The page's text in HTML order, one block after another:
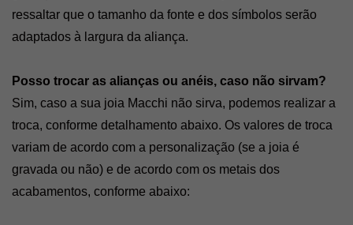
ressaltar que o tamanho da fonte e dos símbolos serão
adaptados à largura da aliança.
Posso trocar as alianças ou anéis, caso não sirvam?
Sim, caso a sua joia Macchi não sirva, podemos realizar a
troca, conforme detalhamento abaixo. Os valores de troca
variam de acordo com a personalização (se a joia é
gravada ou não) e de acordo com os metais dos
acabamentos, conforme abaixo: